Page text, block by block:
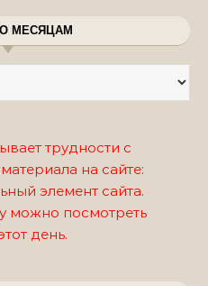
МЕСЯЦАМ
трудности с
на сайте:
элемент сайта.
можно посмотреть
день.